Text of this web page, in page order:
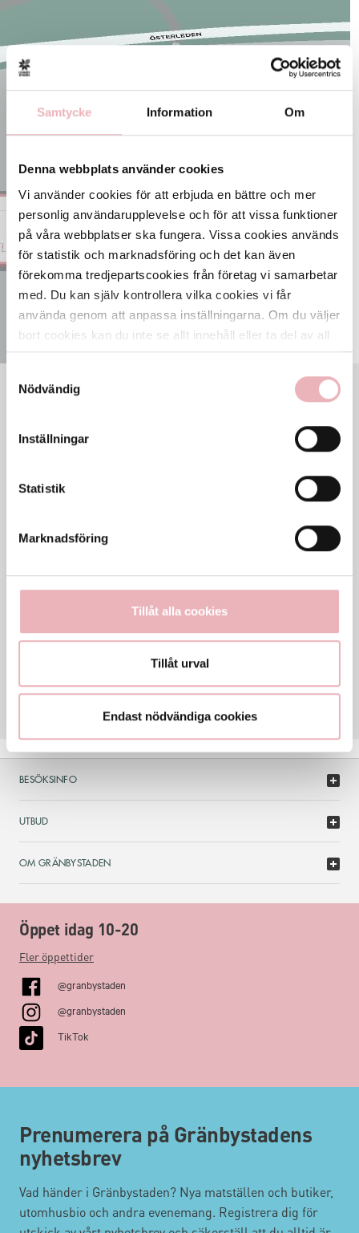
Samtycke Information Om
Denna webbplats använder cookies
Vi använder cookies för att erbjuda en bättre och mer
personlig användarupplevelse och för att vissa funktioner
på våra webbplatser ska fungera. Vissa cookies används
för statistik och marknadsföring och det kan även
förekomma tredjepartscookies från företag vi samarbetar
med. Du kan själv kontrollera vilka cookies vi får
använda genom att anpassa inställningarna. Om du väljer
bort cookies kan du inte se allt innehåll eller ta del av all
funktionalitet på denna webbplats.
Nödvändig
Inställningar
Statistik
Marknadsföring
Tillåt alla cookies
Tillåt urval
Endast nödvändiga cookies
Sök och hitta i
Gränbystaden
ÖPPNA KARTAN
Generella avvikande öppettider
018-566000
www.pantamera.nu
BESÖKSINFO
UTBUD
OM GRÄNBYSTADEN
Öppet idag 10-20
Fler öppettider
@granbystaden
@granbystaden
TikTok
Prenumerera på Gränbystadens
nyhetsbrev
Vad händer i Gränbystaden? Nya matställen och butiker,
utomhusbio och andra evenemang. Registrera dig för